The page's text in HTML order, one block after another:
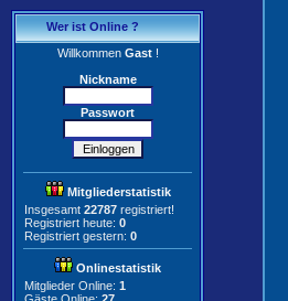
Wer ist Online ?
WillkommenGast!
Nickname
Passwort
Mitgliederstatistik
Insgesamt 22787 registriert!
Registriert heute: 0
Registriert gestern: 0
Onlinestatistik
Mitglieder Online: 1
Gäste Online: 27